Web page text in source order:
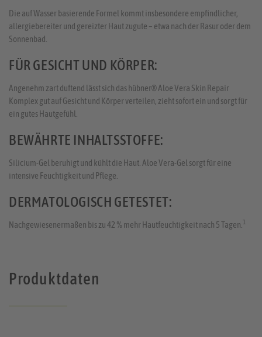
Die auf Wasser basierende Formel kommt insbesondere empfindlicher,
allergiebereiter und gereizter Haut zugute – etwa nach der Rasur oder dem
Sonnenbad.
FÜR GESICHT UND KÖRPER:
Angenehm zart duftend lässt sich das hübner® Aloe Vera Skin Repair
Komplex gut auf Gesicht und Körper verteilen, zieht sofort ein und sorgt für
ein gutes Hautgefühl.
BEWÄHRTE INHALTSSTOFFE:
Silicium-Gel beruhigt und kühlt die Haut. Aloe Vera-Gel sorgt für eine
intensive Feuchtigkeit und Pflege.
DERMATOLOGISCH GETESTET:
Nachgewiesenermaßen bis zu 42 % mehr Hautfeuchtigkeit nach 5 Tagen. 1
Produktdaten